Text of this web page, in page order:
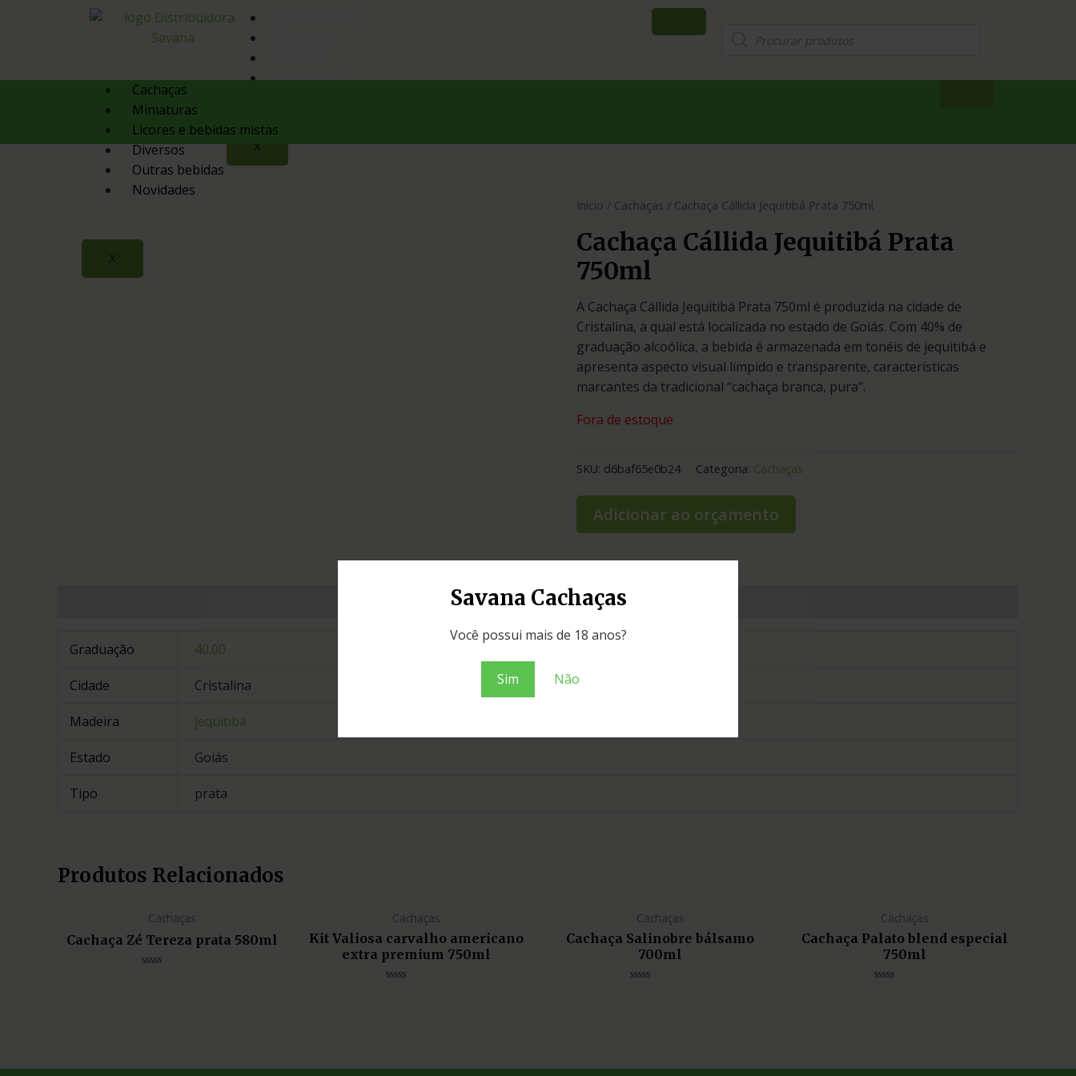
Savana Cachaças
Você possui mais de 18 anos?
Sim Não
Orçamento
X
Cachaças
Miniaturas
Licores e bebidas mistas
Diversos
Outras bebidas
Novidades
X
Início / Cachaças / Cachaça Cállida Jequitibá Prata 750ml
Cachaça Cállida Jequitibá Prata
750ml
A Cachaça Cállida Jequitibá Prata 750ml é produzida na cidade de
Cristalina, a qual está localizada no estado de Goiás. Com 40% de
graduação alcoólica, a bebida é armazenada em tonéis de jequitibá e
apresenta aspecto visual límpido e transparente, características
marcantes da tradicional “cachaça branca, pura”.
Fora de estoque
SKU: d6baf65e0b24 Categoria: Cachaças
Adicionar ao orçamento
Graduação 40.00
Cidade Cristalina
Madeira jequitibá
Estado Goiás
Tipo prata
Produtos Relacionados
Cachaças
Cachaça Zé Tereza prata 580ml
Cachaças
Kit Valiosa carvalho americano
extra premium 750ml
Cachaças
Cachaça Salinobre bálsamo
700ml
Cachaças
Cachaça Palato blend especial
750ml